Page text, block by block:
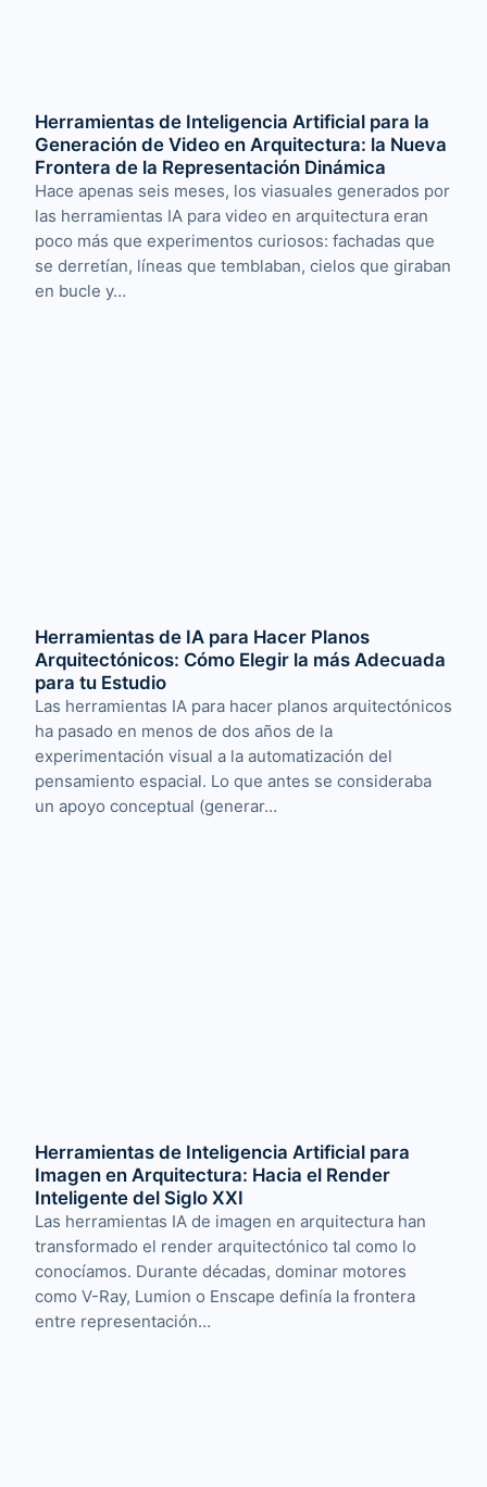
Herramientas de Inteligencia Artificial para la
Generación de Video en Arquitectura: la Nueva
Frontera de la Representación Dinámica
Hace apenas seis meses, los viasuales generados por
las herramientas IA para video en arquitectura eran
poco más que experimentos curiosos: fachadas que
se derretían, líneas que temblaban, cielos que giraban
en bucle y…
Herramientas de IA para Hacer Planos
Arquitectónicos: Cómo Elegir la más Adecuada
para tu Estudio
Las herramientas IA para hacer planos arquitectónicos
ha pasado en menos de dos años de la
experimentación visual a la automatización del
pensamiento espacial. Lo que antes se consideraba
un apoyo conceptual (generar…
Herramientas de Inteligencia Artificial para
Imagen en Arquitectura: Hacia el Render
Inteligente del Siglo XXI
Las herramientas IA de imagen en arquitectura han
transformado el render arquitectónico tal como lo
conocíamos. Durante décadas, dominar motores
como V-Ray, Lumion o Enscape definía la frontera
entre representación…